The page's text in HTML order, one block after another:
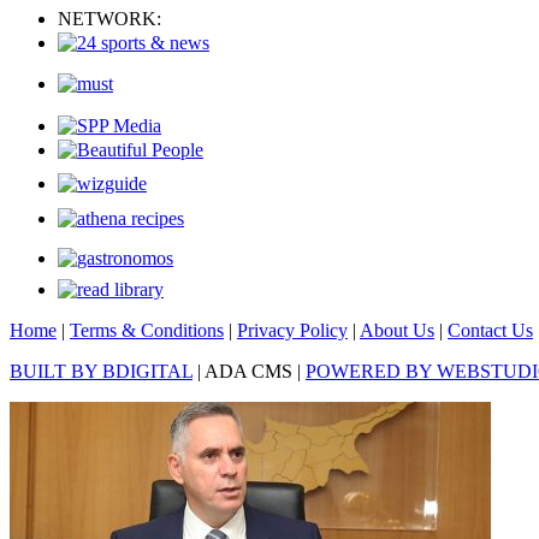
NETWORK:
Home | Terms & Conditions | Privacy Policy | About Us | Contact Us
BUILT BY BDIGITAL | ADA CMS | POWERED BY